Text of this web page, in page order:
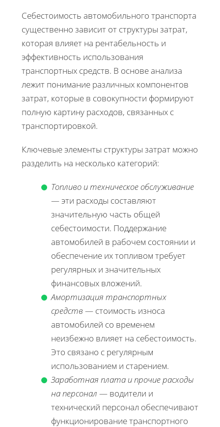
Себестоимость автомобильного транспорта
существенно зависит от структуры затрат,
которая влияет на рентабельность и
эффективность использования
транспортных средств. В основе анализа
лежит понимание различных компонентов
затрат, которые в совокупности формируют
полную картину расходов, связанных с
транспортировкой.
Ключевые элементы структуры затрат можно
разделить на несколько категорий:
Топливо и техническое обслуживание
— эти расходы составляют
значительную часть общей
себестоимости. Поддержание
автомобилей в рабочем состоянии и
обеспечение их топливом требует
регулярных и значительных
финансовых вложений.
Амортизация транспортных
средств — стоимость износа
автомобилей со временем
неизбежно влияет на себестоимость.
Это связано с регулярным
использованием и старением.
Заработная плата и прочие расходы
на персонал — водители и
технический персонал обеспечивают
функционирование транспортного